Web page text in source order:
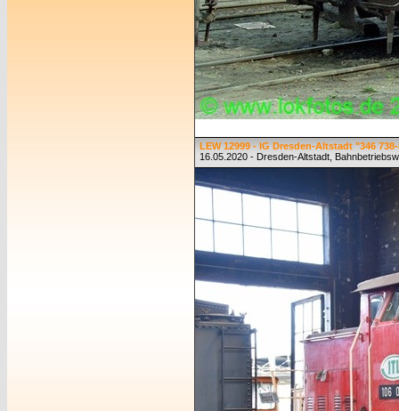
LEW 12999 - IG Dresden-Altstadt "346
16.05.2020 - Dresden-Altstadt,